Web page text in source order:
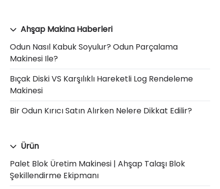
Ahşap Makina Haberleri
Odun Nasıl Kabuk Soyulur? Odun Parçalama
Makinesi Ile?
Bıçak Diski VS Karşılıklı Hareketli Log Rendeleme
Makinesi
Bir Odun Kırıcı Satın Alırken Nelere Dikkat Edilir?
Ürün
Palet Blok Üretim Makinesi | Ahşap Talaşı Blok
Şekillendirme Ekipmanı